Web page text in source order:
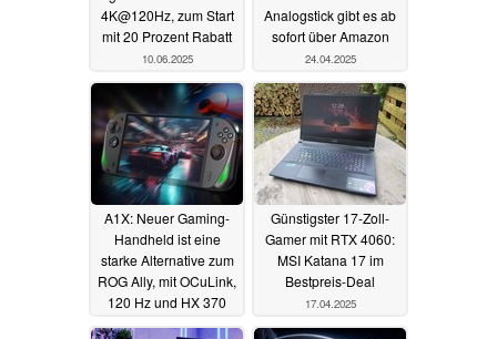
4K@120Hz, zum Start
mit 20 Prozent Rabatt
10.06.2025
Analogstick gibt es ab
sofort über Amazon
24.04.2025
A1X: Neuer Gaming-
Handheld ist eine
starke Alternative zum
ROG Ally, mit OCuLink,
120 Hz und HX 370
17.04.2025
Günstigster 17-Zoll-
Gamer mit RTX 4060:
MSI Katana 17 im
Bestpreis-Deal
17.04.2025